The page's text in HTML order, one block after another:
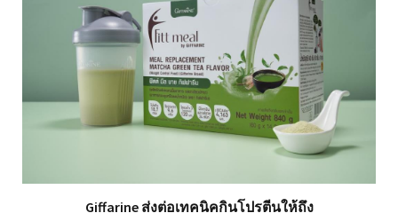
Giffarine ส่งต่อเทคนิคกินโปรตีนให้ถึง